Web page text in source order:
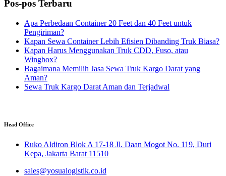
Pos-pos Terbaru
Apa Perbedaan Container 20 Feet dan 40 Feet untuk
Pengiriman?
Kapan Sewa Container Lebih Efisien Dibanding Truk Biasa?
Kapan Harus Menggunakan Truk CDD, Fuso, atau
Wingbox?
Bagaimana Memilih Jasa Sewa Truk Kargo Darat yang
Aman?
Sewa Truk Kargo Darat Aman dan Terjadwal
Head Office
Ruko Aldiron Blok A 17-18 Jl. Daan Mogot No. 119, Duri
Kepa, Jakarta Barat 11510
sales@yosualogistik.co.id